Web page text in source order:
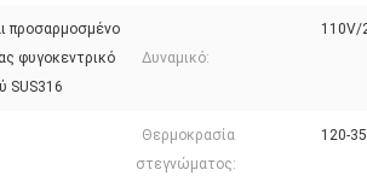
προσαρμοσμένο
φυγοκεντρικό
SUS316
Δυναμικό:
110V/
Θερμοκρασία
στεγνώματος:
120-